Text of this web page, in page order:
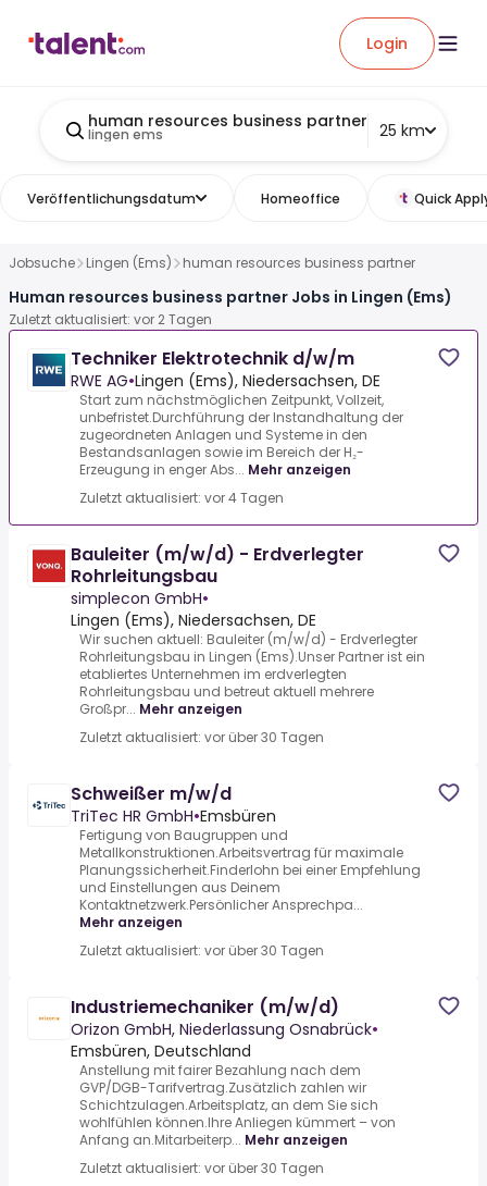
Login
human resources business partner
lingen ems 25 km
Veröffentlichungsdatum Homeoffice Quick
Jobsuche Lingen (Ems) human resources business partner
Human resources business partner Jobs in Lingen (Ems)
Zuletzt aktualisiert: vor 2 Tagen
Techniker Elektrotechnik d/w/m
RWE AG•Lingen (Ems), Niedersachsen, DE
Start zum nächstmöglichen Zeitpunkt, Vollzeit,
unbefristet.Durchführung der Instandhaltung der
zugeordneten Anlagen und Systeme in den
Bestandsanlagen sowie im Bereich der H₂-
Erzeugung in enger Abs... Mehr anzeigen
Zuletzt aktualisiert: vor 4 Tagen
Bauleiter (m/w/d) - Erdverlegter
Rohrleitungsbau
simplecon GmbH•
Lingen (Ems), Niedersachsen, DE
Wir suchen aktuell: Bauleiter (m/w/d) - Erdverlegter
Rohrleitungsbau in Lingen (Ems).Unser Partner ist ein
etabliertes Unternehmen im erdverlegten
Rohrleitungsbau und betreut aktuell mehrere
Großpr... Mehr anzeigen
Zuletzt aktualisiert: vor über 30 Tagen
Schweißer m/w/d
TriTec HR GmbH•Emsbüren
Fertigung von Baugruppen und
Metallkonstruktionen.Arbeitsvertrag für maximale
Planungssicherheit.Finderlohn bei einer Empfehlung
und Einstellungen aus Deinem
Kontaktnetzwerk.Persönlicher Ansprechpa...
Mehr anzeigen
Zuletzt aktualisiert: vor über 30 Tagen
Industriemechaniker (m/w/d)
Orizon GmbH, Niederlassung Osnabrück•
Emsbüren, Deutschland
Anstellung mit fairer Bezahlung nach dem
GVP/DGB-Tarifvertrag.Zusätzlich zahlen wir
Schichtzulagen.Arbeitsplatz, an dem Sie sich
wohlfühlen können.Ihre Anliegen kümmert – von
Anfang an.Mitarbeiterp... Mehr anzeigen
Zuletzt aktualisiert: vor über 30 Tagen